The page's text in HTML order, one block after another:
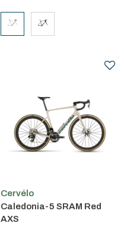
Cervélo
Caledonia-5 SRAM Red
AXS